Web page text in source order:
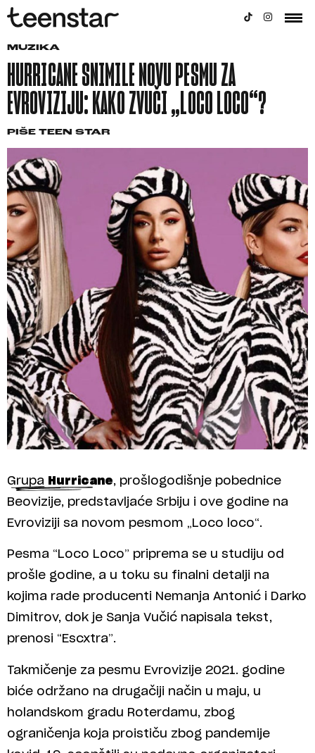
MUZIKA
HURRICANE SNIMILE NOVU PESMU ZA
EVROVIZIJU: KAKO ZVUČI „LOCO LOCO“?
PIŠE TEEN STAR
Grupa Hurricane, prošlogodišnje pobednice
Beovizije, predstavljaće Srbiju i ove godine na
Evroviziji sa novom pesmom „Loco loco“.
Pesma “Loco Loco” priprema se u studiju od
prošle godine, a u toku su finalni detalji na
kojima rade producenti Nemanja Antonić i Darko
Dimitrov, dok je Sanja Vučić napisala tekst,
prenosi “Escxtra”.
Takmičenje za pesmu Evrovizije 2021. godine
biće održano na drugačiji način u maju, u
holandskom gradu Roterdamu, zbog
ograničenja koja proističu zbog pandemije